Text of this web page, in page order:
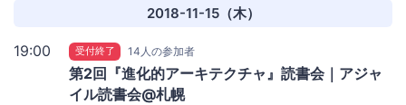
2018-11-15（木）
19:00 受付終了 14人の参加者
第2回『進化的アーキテクチャ』読書会｜アジャ
イル読書会@札幌